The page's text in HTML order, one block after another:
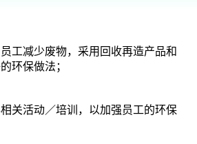
工减少废物，采用回收再造产品和
环保做法；
关活动／培训，以加强员工的环保